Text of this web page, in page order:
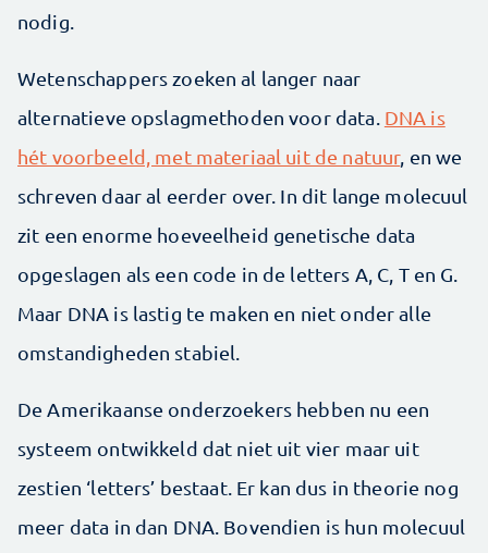
nodig.
Wetenschappers zoeken al langer naar
alternatieve opslagmethoden voor data. DNA is
hét voorbeeld, met materiaal uit de natuur, en we
schreven daar al eerder over. In dit lange molecuul
zit een enorme hoeveelheid genetische data
opgeslagen als een code in de letters A, C, T en G.
Maar DNA is lastig te maken en niet onder alle
omstandigheden stabiel.
De Amerikaanse onderzoekers hebben nu een
systeem ontwikkeld dat niet uit vier maar uit
zestien ‘letters’ bestaat. Er kan dus in theorie nog
meer data in dan DNA. Bovendien is hun molecuul